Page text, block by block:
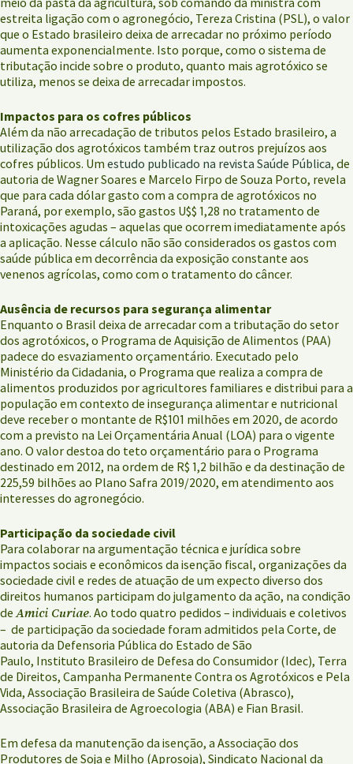
estreita ligação com o agronegócio, Tereza Cristina (PSL), o valor
que o Estado brasileiro deixa de arrecadar no próximo período
aumenta exponencialmente. Isto porque, como o sistema de
tributação incide sobre o produto, quanto mais agrotóxico se
utiliza, menos se deixa de arrecadar impostos.
Impactos para os cofres públicos
Além da não arrecadação de tributos pelos Estado brasileiro, a
utilização dos agrotóxicos também traz outros prejuízos aos
cofres públicos. Um estudo publicado na revista Saúde Pública, de
autoria de Wagner Soares e Marcelo Firpo de Souza Porto, revela
que para cada dólar gasto com a compra de agrotóxicos no
Paraná, por exemplo, são gastos U$$ 1,28 no tratamento de
intoxicações agudas – aquelas que ocorrem imediatamente após
a aplicação. Nesse cálculo não são considerados os gastos com
saúde pública em decorrência da exposição constante aos
venenos agrícolas, como com o tratamento do câncer.
Ausência de recursos para segurança alimentar
Enquanto o Brasil deixa de arrecadar com a tributação do setor
dos agrotóxicos, o Programa de Aquisição de Alimentos (PAA)
padece do esvaziamento orçamentário. Executado pelo
Ministério da Cidadania, o Programa que realiza a compra de
alimentos produzidos por agricultores familiares e distribui para a
população em contexto de insegurança alimentar e nutricional
deve receber o montante de R$101 milhões em 2020, de acordo
com a previsto na Lei Orçamentária Anual (LOA) para o vigente
ano. O valor destoa do teto orçamentário para o Programa
destinado em 2012, na ordem de R$ 1,2 bilhão e da destinação de
225,59 bilhões ao Plano Safra 2019/2020, em atendimento aos
interesses do agronegócio.
Participação da sociedade civil
Para colaborar na argumentação técnica e jurídica sobre
impactos sociais e econômicos da isenção fiscal, organizações da
sociedade civil e redes de atuação de um expecto diverso dos
direitos humanos participam do julgamento da ação, na condição
de Amici Curiae. Ao todo quatro pedidos – individuais e coletivos
– de participação da sociedade foram admitidos pela Corte, de
autoria da Defensoria Pública do Estado de São
Paulo, Instituto Brasileiro de Defesa do Consumidor (Idec), Terra
de Direitos, Campanha Permanente Contra os Agrotóxicos e Pela
Vida, Associação Brasileira de Saúde Coletiva (Abrasco),
Associação Brasileira de Agroecologia (ABA) e Fian Brasil.
Em defesa da manutenção da isenção, a Associação dos
Produtores de Soja e Milho (Aprosoja), Sindicato Nacional da